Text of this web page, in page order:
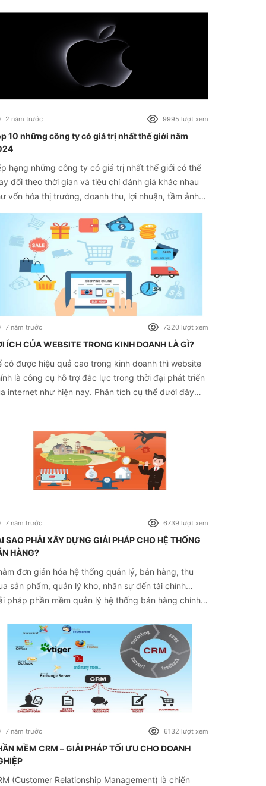
2 năm trước 9995 lượt xem
10 những công ty có giá trị nhất thế giới năm
hạng những công ty có giá trị nhất thế giới có thể
đổi theo thời gian và tiêu chí đánh giá khác nhau
vốn hóa thị trường, doanh thu, lợi nhuận, tầm ảnh
xếp theo vốn hóa thị trường
7 năm trước 7320 lượt xem
ÍCH CỦA WEBSITE TRONG KINH DOANH LÀ GÌ?
có được hiệu quả cao trong kinh doanh thì website
là công cụ hỗ trợ đắc lực trong thời đại phát triển
internet như hiện nay. Phân tích cụ thể dưới đây
7 năm trước 6739 lượt xem
SAO PHẢI XÂY DỰNG GIẢI PHÁP CHO HỆ THỐNG
HÀNG?
đơn giản hóa hệ thống quản lý, bán hàng, thu
sản phẩm, quản lý kho, nhân sự đến tài chính…
pháp phần mềm quản lý hệ thống bán hàng chính
lý cho sự phát triển toàn diện.
7 năm trước 6132 lượt xem
MỀM CRM – GIẢI PHÁP TỐI ƯU CHO DOANH
(Customer Relationship Management) là chiến